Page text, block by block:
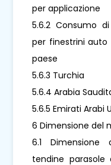
per applicazione
5.6.2 Consumo
per finestrini auto
paese
5.6.3 Turchia
5.6.4 Arabia
5.6.5 Emirati Arabi
6 Dimensione del
6.1
tendine